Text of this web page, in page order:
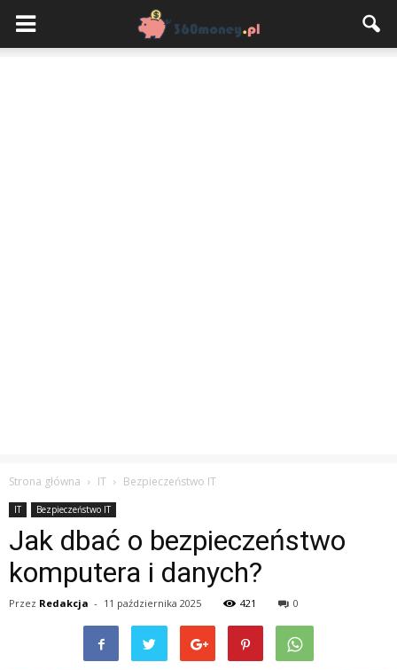
Strona główna IT Bezpieczeństwo IT
IT Bezpieczeństwo IT
Jak dbać o bezpieczeństwo
komputera i danych?
Przez Redakcja - 11 października 2025 421 0